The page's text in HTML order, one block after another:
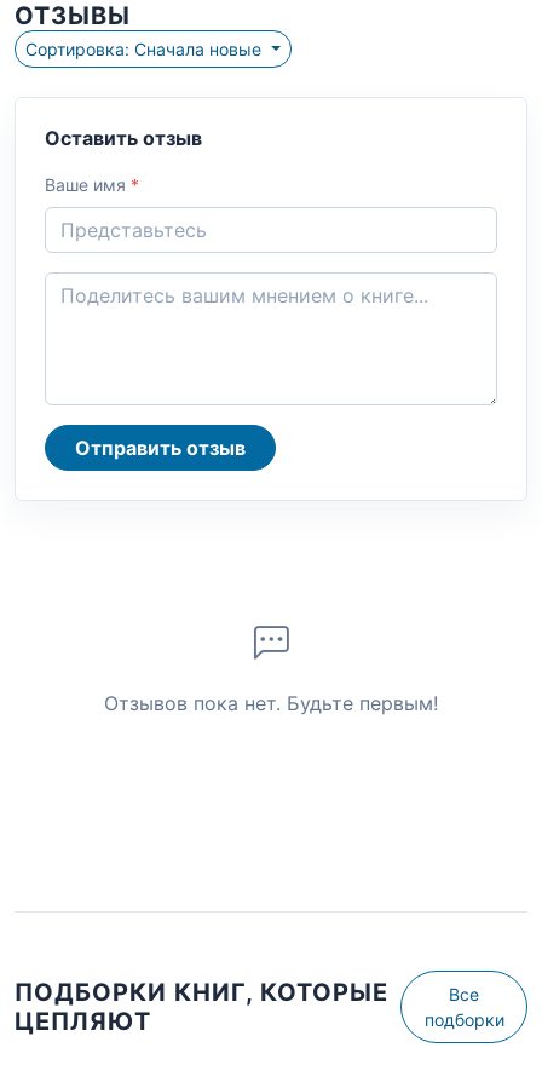
ОТЗЫВЫ
Сортировка: Сначала новые
Оставить отзыв
Ваше имя *
Отправить отзыв
Отзывов пока нет. Будьте первым!
ПОДБОРКИ КНИГ, КОТОРЫЕ
ЦЕПЛЯЮТ
Все
подборки